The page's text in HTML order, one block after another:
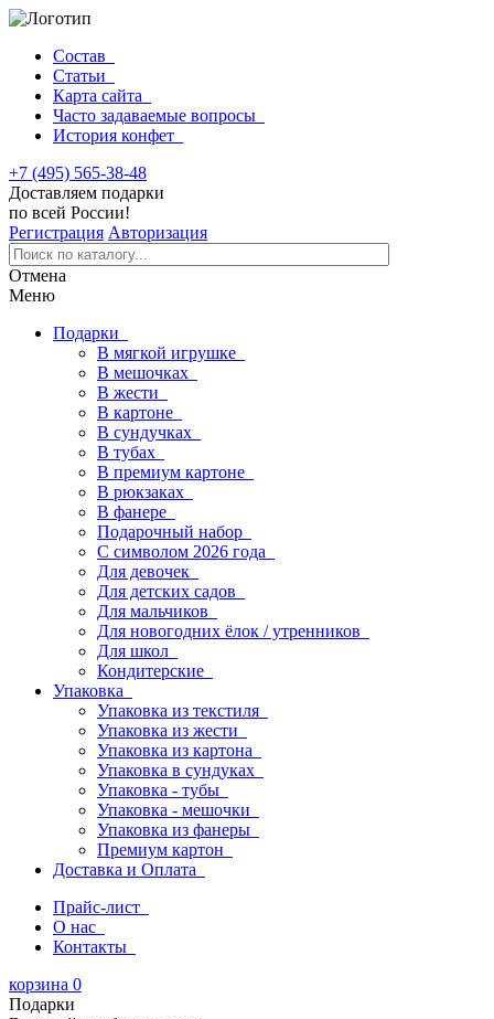
Состав
Статьи
Карта сайта
Часто задаваемые вопросы
История конфет
+7 (495) 565-38-48
Доставляем подарки
по всей России!
Регистрация Авторизация
Отмена
Меню
Подарки
В мягкой игрушке
В мешочках
В жести
В картоне
В сундучках
В тубах
В премиум картоне
В рюкзаках
В фанере
Подарочный набор
С символом 2026 года
Для девочек
Для детских садов
Для мальчиков
Для новогодних ёлок / утренников
Для школ
Кондитерские
Упаковка
Упаковка из текстиля
Упаковка из жести
Упаковка из картона
Упаковка в сундуках
Упаковка - тубы
Упаковка - мешочки
Упаковка из фанеры
Премиум картон
Доставка и Оплата
Прайс-лист
О нас
Контакты
корзина 0
Подарки